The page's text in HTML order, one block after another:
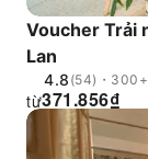
Voucher Trải
Lan
4.8 (54)・
₫
371.856
từ